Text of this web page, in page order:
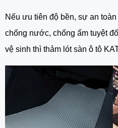
Nếu ưu tiên độ bền, sự an
chống nước, chống ẩm tuyệt
vệ sinh thì thảm lót sàn ô tô